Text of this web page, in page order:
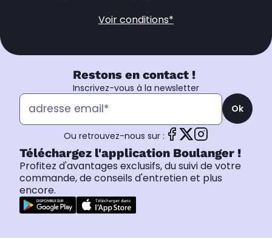
Voir conditions*
Restons en contact !
Inscrivez-vous à la newsletter
Ok
Ou retrouvez-nous sur :
Téléchargez l'application Boulanger !
Profitez d'avantages exclusifs, du suivi de votre
commande, de conseils d'entretien et plus
encore.